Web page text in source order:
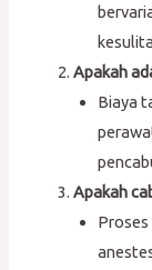
Apakah
Biaya
Apakah
Proses